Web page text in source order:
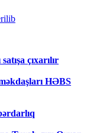
çıxarılır
HƏBS